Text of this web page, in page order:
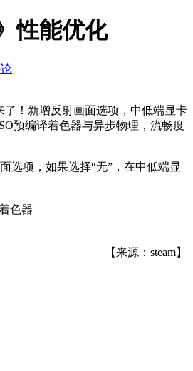
性能优化
了！新增反射画面选项，中低端显卡
预编译着色器与异步物理，流畅度
选项，如果选择“无”，在中低端显
色器
【来源：steam】